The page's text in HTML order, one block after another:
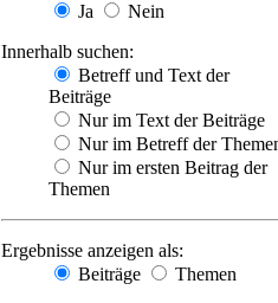
Ja
Nein
Innerhalb suchen:
Betreff und Text der
Beiträge
Nur im Text der Beiträge
Nur im Betreff der
Nur im ersten Beitrag der
Themen
Ergebnisse anzeigen als:
Beiträge
Themen